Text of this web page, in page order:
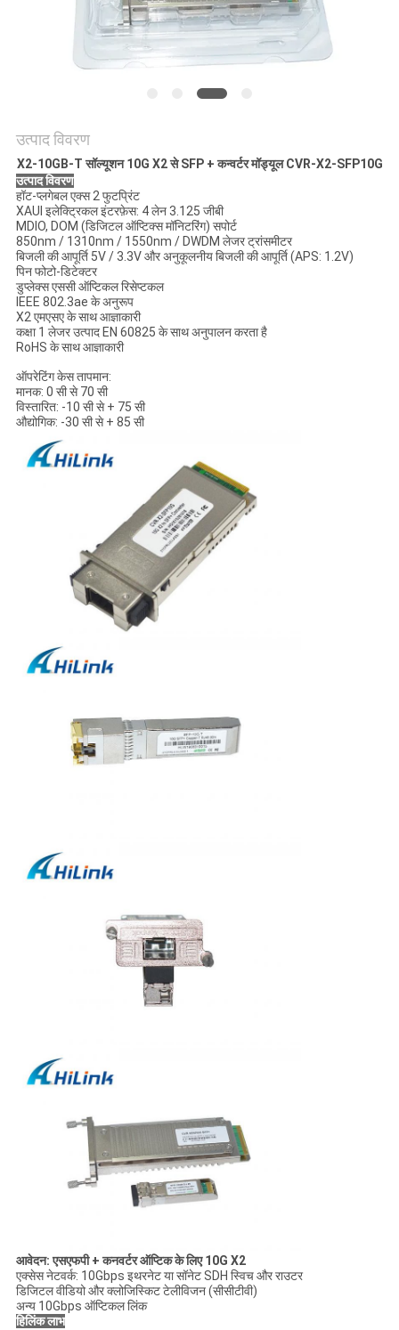
गोपनीयता
नीति
उत्पाद विवरण
X2-10GB-T सॉल्यूशन 10G X2 से SFP + कन्वर्टर मॉड्यूल CVR-X2-SFP10G
उत्पाद विवरण
हॉट-प्लगेबल एक्स 2 फुटप्रिंट
XAUI इलेक्ट्रिकल इंटरफ़ेस: 4 लेन 3.125 जीबी
MDIO, DOM (डिजिटल ऑप्टिक्स मॉनिटरिंग) सपोर्ट
850nm / 1310nm / 1550nm / DWDM लेजर ट्रांसमीटर
बिजली की आपूर्ति 5V / 3.3V और अनुकूलनीय बिजली की आपूर्ति (APS: 1.2V)
पिन फोटो-डिटेक्टर
डुप्लेक्स एससी ऑप्टिकल रिसेप्टकल
IEEE 802.3ae के अनुरूप
X2 एमएसए के साथ आज्ञाकारी
कक्षा 1 लेजर उत्पाद EN 60825 के साथ अनुपालन करता है
RoHS के साथ आज्ञाकारी
ऑपरेटिंग केस तापमान:
मानक: 0 सी से 70 सी
विस्तारित: -10 सी से + 75 सी
औद्योगिक: -30 सी से + 85 सी
आवेदन: एसएफपी + कनवर्टर ऑप्टिक के लिए 10G X2
एक्सेस नेटवर्क: 10Gbps इथरनेट या सॉनेट SDH स्विच और राउटर
डिजिटल वीडियो और क्लोजिस्किट टेलीविजन (सीसीटीवी)
अन्य 10Gbps ऑप्टिकल लिंक
हिलिंक लाभ